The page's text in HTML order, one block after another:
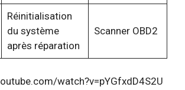
Réinitialisation
du système
après réparation
Scanner OBD2
watch?v=pYGfxdD4S2U